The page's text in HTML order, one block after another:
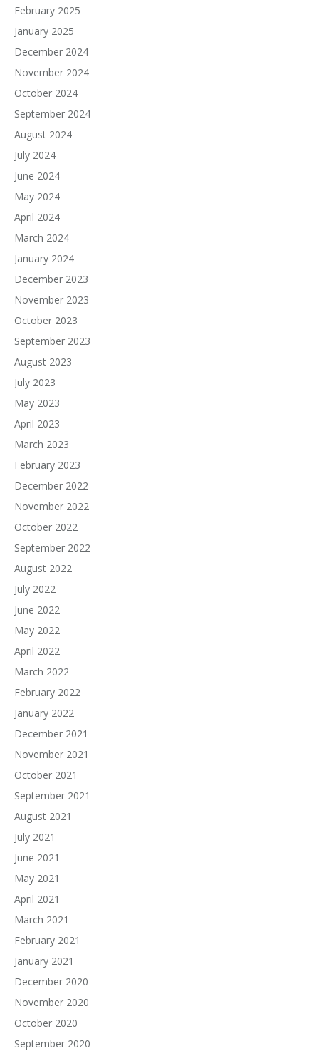
February 2025
January 2025
December 2024
November 2024
October 2024
September 2024
August 2024
July 2024
June 2024
May 2024
April 2024
March 2024
January 2024
December 2023
November 2023
October 2023
September 2023
August 2023
July 2023
May 2023
April 2023
March 2023
February 2023
December 2022
November 2022
October 2022
September 2022
August 2022
July 2022
June 2022
May 2022
April 2022
March 2022
February 2022
January 2022
December 2021
November 2021
October 2021
September 2021
August 2021
July 2021
June 2021
May 2021
April 2021
March 2021
February 2021
January 2021
December 2020
November 2020
October 2020
September 2020